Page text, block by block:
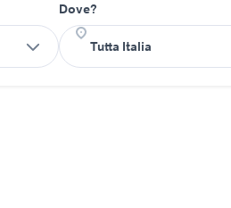
Dove?